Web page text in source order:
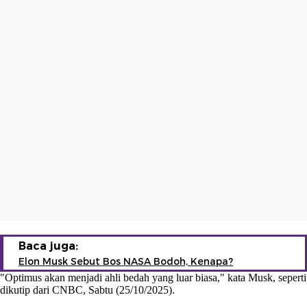
Baca juga:
Elon Musk Sebut Bos NASA Bodoh, Kenapa?
"Optimus akan menjadi ahli bedah yang luar biasa," kata Musk, seperti
dikutip dari CNBC, Sabtu (25/10/2025).